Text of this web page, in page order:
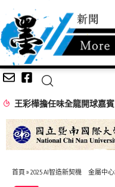
首頁 » 2025 AI智造新契機 金屬中